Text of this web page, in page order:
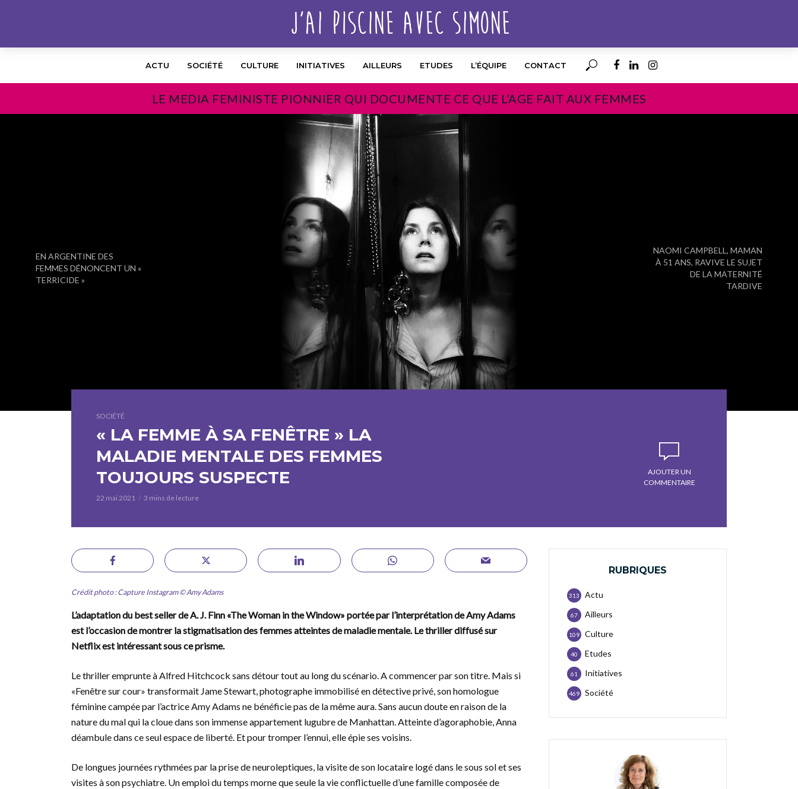
ACTU SOCIÉTÉ CULTURE INITIATIVES AILLEURS ETUDES L’ÉQUIPE CONTACT
LE MEDIA FEMINISTE PIONNIER QUI DOCUMENTE CE QUE L’AGE FAIT AUX FEMMES
EN ARGENTINE DES
FEMMES DÉNONCENT UN «
TERRICIDE »
NAOMI CAMPBELL, MAMAN
À 51 ANS, RAVIVE LE SUJET
DE LA MATERNITÉ
TARDIVE
SOCIÉTÉ
« LA FEMME À SA FENÊTRE » LA
MALADIE MENTALE DES FEMMES
TOUJOURS SUSPECTE
22 mai 2021 3 mins de lecture
AJOUTER UN
COMMENTAIRE
Crédit photo : Capture Instagram © Amy Adams
L’adaptation du best seller de A. J. Finn «The Woman in the Window» portée par l’interprétation de Amy Adams
est l’occasion de montrer la stigmatisation des femmes atteintes de maladie mentale. Le thriller diffusé sur
Netflix est intéressant sous ce prisme.
Le thriller emprunte à Alfred Hitchcock sans détour tout au long du scénario. A commencer par son titre. Mais si
«Fenêtre sur cour» transformait Jame Stewart, photographe immobilisé en détective privé, son homologue
féminine campée par l’actrice Amy Adams ne bénéficie pas de la même aura. Sans aucun doute en raison de la
nature du mal qui la cloue dans son immense appartement lugubre de Manhattan. Atteinte d’agoraphobie, Anna
déambule dans ce seul espace de liberté. Et pour tromper l’ennui, elle épie ses voisins.
De longues journées rythmées par la prise de neuroleptiques, la visite de son locataire logé dans le sous sol et ses
visites à son psychiatre. Un emploi du temps morne que seule la vie conflictuelle d’une famille composée de
RUBRIQUES
Actu
313
Ailleurs
67
Culture
109
Etudes
40
Initiatives
61
Société
469